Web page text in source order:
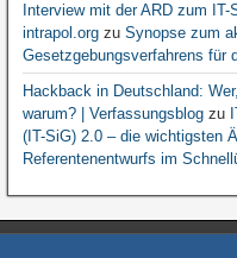
Interview mit der ARD zum IT-
intrapol.orgzu Synopse zum
Gesetzgebungsverfahrens für
Hackback in Deutschland:
warum? | Verfassungsblogzu
(IT-SiG) 2.0 – die wichtigsten
Referentenentwurfs im